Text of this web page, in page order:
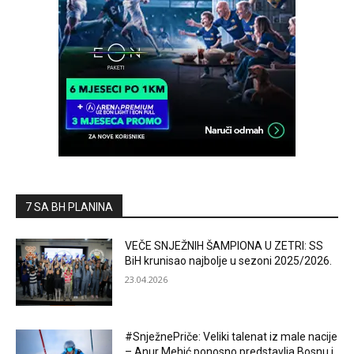
7 SA BH PLANINA
VEČE SNJEŽNIH ŠAMPIONA U ZETRI: SS
BiH krunisao najbolje u sezoni 2025/2026.
23.04.2026
#SnježnePriče: Veliki talenat iz male nacije